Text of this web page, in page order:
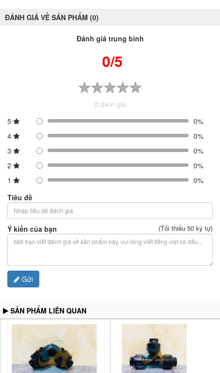
ĐÁNH GIÁ VỀ SẢN PHẨM (0)
Đánh giá trung bình
0/5
(0 đánh giá)
5
0%
4
0%
3
0%
2
0%
1
0%
Tiêu đề
Ý kiến của bạn (Tối thiểu 50 ký tự)
Gửi
SẢN PHẨM LIÊN QUAN